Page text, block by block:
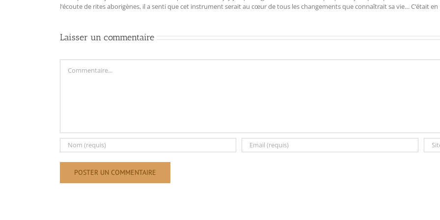
l‘écoute de rites aborigènes, il a senti que cet instrument serait au cœur de tous les changements que connaîtrait sa vie… C‘était en
Laisser un commentaire